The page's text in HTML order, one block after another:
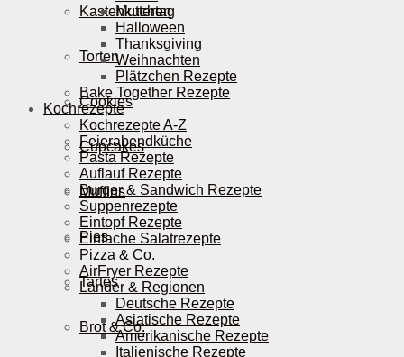
Kastenkuchen
Torten
Cookies
Cupcakes
Muffins
Pies
Tartes
Brot & Co.
Muttertag
Halloween
Thanksgiving
Weihnachten
Plätzchen Rezepte
Bake Together Rezepte
Kochrezepte
Kochrezepte A-Z
Feierabendküche
Pasta Rezepte
Auflauf Rezepte
Burger & Sandwich Rezepte
Suppenrezepte
Eintopf Rezepte
Einfache Salatrezepte
Pizza & Co.
AirFryer Rezepte
Länder & Regionen
Deutsche Rezepte
Asiatische Rezepte
Amerikanische Rezepte
Italienische Rezepte